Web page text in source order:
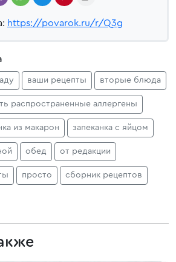
https://povarok.ru/r/Q3g
ваши рецепты вторые блюда
распространенные аллергены
из макарон запеканка с яйцом
обед от редакции
просто сборник рецептов